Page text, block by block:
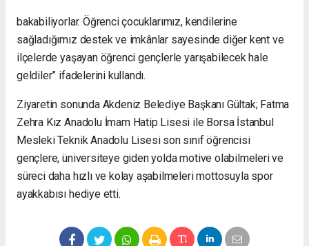
bakabiliyorlar. Öğrenci çocuklarımız, kendilerine
sağladığımız destek ve imkânlar sayesinde diğer kent ve
ilçelerde yaşayan öğrenci gençlerle yarışabilecek hale
geldiler” ifadelerini kullandı.
Ziyaretin sonunda Akdeniz Belediye Başkanı Gültak; Fatma
Zehra Kız Anadolu İmam Hatip Lisesi ile Borsa İstanbul
Mesleki Teknik Anadolu Lisesi son sınıf öğrencisi
gençlere, üniversiteye giden yolda motive olabilmeleri ve
süreci daha hızlı ve kolay aşabilmeleri mottosuyla spor
ayakkabısı hediye etti.